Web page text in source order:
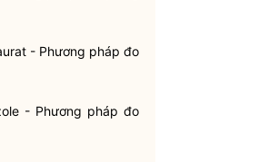
- Phương pháp đo
- Phương pháp đo